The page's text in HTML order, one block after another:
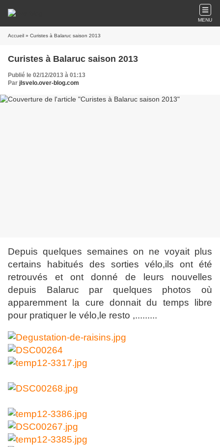
MENU
Accueil » Curistes à Balaruc saison 2013
Curistes à Balaruc saison 2013
Publié le 02/12/2013 à 01:13
Par jlsvelo.over-blog.com
Depuis quelques semaines on ne voyait plus
certains habitués des sorties vélo,ils ont été
retrouvés et ont donné de leurs nouvelles
depuis Balaruc par quelques photos où
apparemment la cure donnait du temps libre
pour pratiquer le vélo,le resto ,.........